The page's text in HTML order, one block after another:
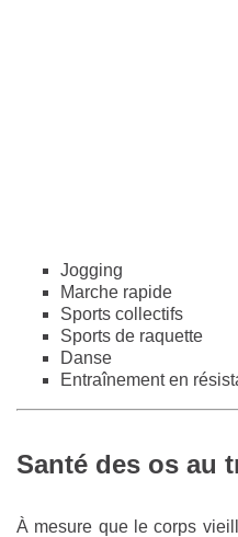
Jogging
Marche rapide
Sports collectifs
Sports de raquette
Danse
Entraînement en
Santé des os au
À mesure que le corps